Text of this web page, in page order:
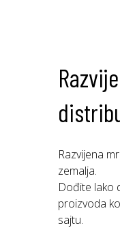
Razvijena
zemalja.
Dođite lako
proizvoda
sajtu.